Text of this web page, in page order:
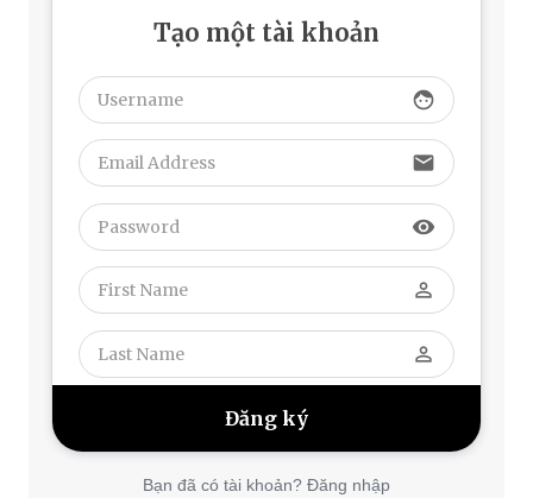
Tạo một tài khoản
face
email
visibility
perm_identity
perm_identity
Bạn đã có tài khoản? Đăng nhập